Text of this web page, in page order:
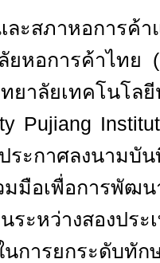
ละสภาหอการค้
ยหอการค้าไทย (
วิทยาลัยเทคโน
Pujiang
ะกาศลงนามบัน
มมือเพื่อการพัฒ
นระหว่างสองป
การยกระดับทัก